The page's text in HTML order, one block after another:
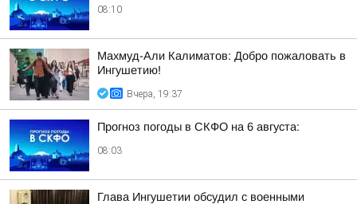
08:10
Махмуд-Али Калиматов: Добро пожаловать в
Ингушетию!
Вчера, 19:37
Прогноз погоды в СКФО на 6 августа:
08:03
Глава Ингушетии обсудил с военными